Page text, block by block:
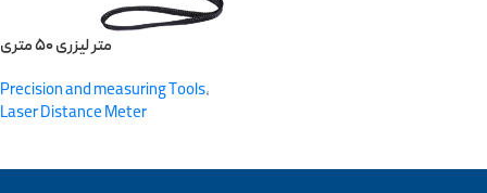
متر لیزری ۵۰ متری
Precision and measuring Tools,
Laser Distance Meter